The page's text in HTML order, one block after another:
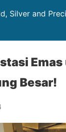
Silver and
Besar!